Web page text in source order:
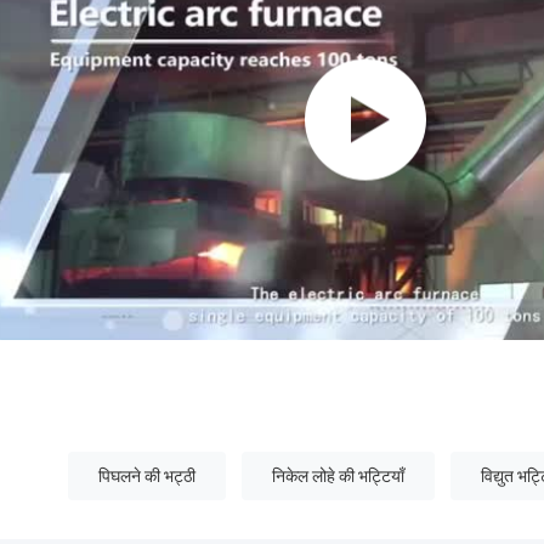
पिघलने की भट्ठी निकेल लोहे की भट्टियाँ विद्युत